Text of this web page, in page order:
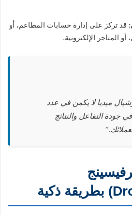
قد تركز على إدارة حسابات المطاعم، أو
المتاجر الإلكترونية.
ميديا لا يكمن في عدد
جودة التفاعل والنتائج